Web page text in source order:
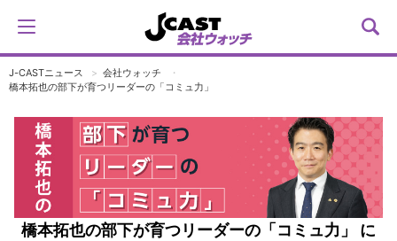
J-CASTニュース
会社ウォッチ
橋本拓也の部下が育つリーダーの「コミュ力」
橋本拓也の部下が育つリーダーの「コミュ力」 に